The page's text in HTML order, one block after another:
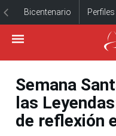
Bicentenario Perfiles
Semana
las
de reflexión